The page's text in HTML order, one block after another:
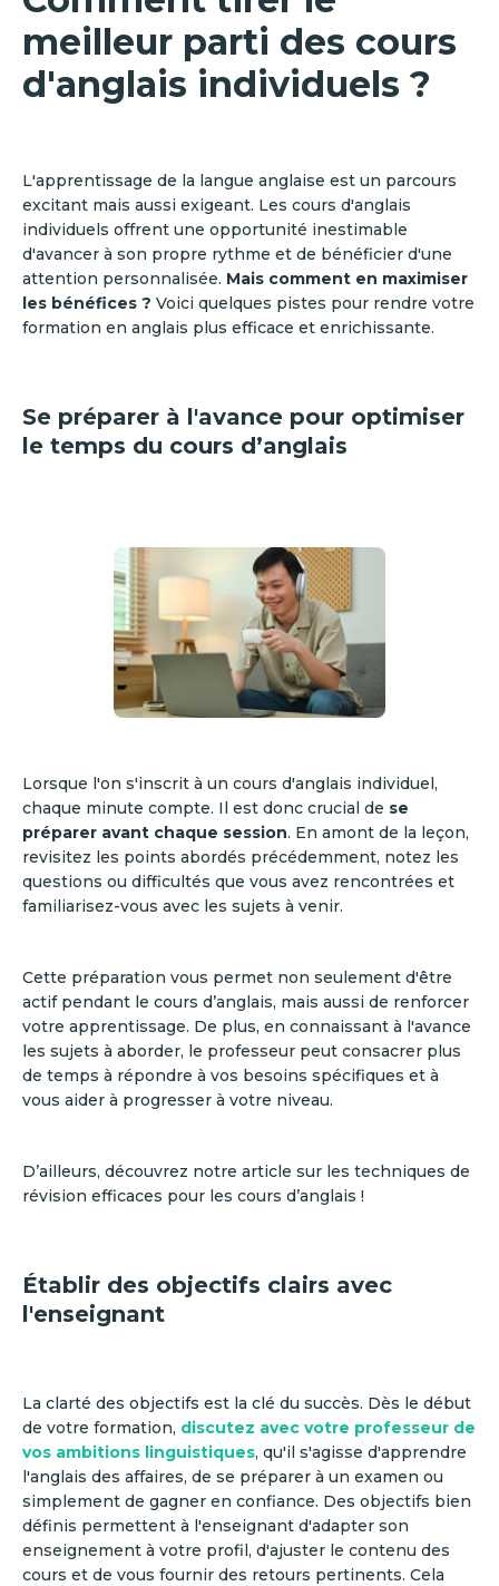
meilleur parti des cours
d'anglais individuels ?
L'apprentissage de la langue anglaise est un parcours
excitant mais aussi exigeant. Les cours d'anglais
individuels offrent une opportunité inestimable
d'avancer à son propre rythme et de bénéficier d'une
attention personnalisée. Mais comment en maximiser
les bénéfices ? Voici quelques pistes pour rendre votre
formation en anglais plus efficace et enrichissante.
Se préparer à l'avance pour optimiser
le temps du cours d’anglais
Lorsque l'on s'inscrit à un cours d'anglais individuel,
chaque minute compte. Il est donc crucial de se
préparer avant chaque session. En amont de la leçon,
revisitez les points abordés précédemment, notez les
questions ou difficultés que vous avez rencontrées et
familiarisez-vous avec les sujets à venir.
Cette préparation vous permet non seulement d'être
actif pendant le cours d’anglais, mais aussi de renforcer
votre apprentissage. De plus, en connaissant à l'avance
les sujets à aborder, le professeur peut consacrer plus
de temps à répondre à vos besoins spécifiques et à
vous aider à progresser à votre niveau.
D’ailleurs, découvrez notre article sur les techniques de
révision efficaces pour les cours d’anglais !
Établir des objectifs clairs avec
l'enseignant
La clarté des objectifs est la clé du succès. Dès le début
de votre formation, discutez avec votre professeur de
vos ambitions linguistiques, qu'il s'agisse d'apprendre
l'anglais des affaires, de se préparer à un examen ou
simplement de gagner en confiance. Des objectifs bien
définis permettent à l'enseignant d'adapter son
enseignement à votre profil, d'ajuster le contenu des
cours et de vous fournir des retours pertinents. Cela